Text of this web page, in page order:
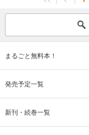
まるごと無料本！
発売予定一覧
新刊・続巻一覧